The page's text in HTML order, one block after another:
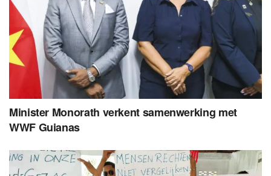
Minister Monorath verkent samenwerking met
WWF Guianas